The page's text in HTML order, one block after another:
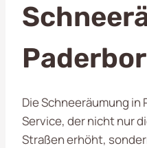
Die Schneeräumung
Service, der nicht nur
Straßen erhöht,